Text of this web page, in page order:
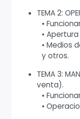
TEMA 2:
•
•
• Medios
y otros.
TEMA 3:
venta).
•
•